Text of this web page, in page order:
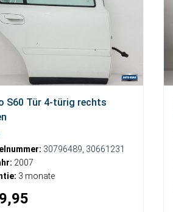
S60 Tür 4-türig rechts
30796489, 30661231
2007
3 monate